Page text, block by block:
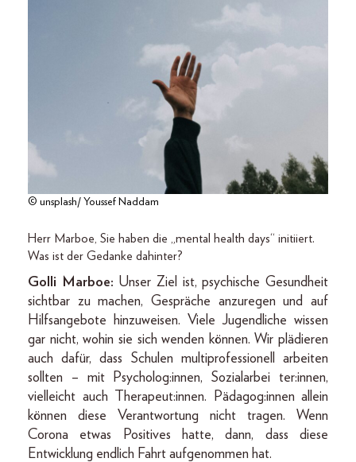
© unsplash/ Youssef Naddam
Herr Marboe, Sie haben die „mental health days“ initiiert.
Was ist der Gedanke dahinter?
Golli Marboe: Unser Ziel ist, psychische Gesundheit
sichtbar zu machen, Gespräche anzuregen und auf
Hilfsangebote hinzuweisen. Viele Jugendliche wissen
gar nicht, wohin sie sich wenden können. Wir plädieren
auch dafür, dass Schulen multiprofessionell arbeiten
sollten – mit Psycholog:innen, Sozialarbei ter:innen,
vielleicht auch Therapeut:innen. Pädagog:innen allein
können diese Verantwortung nicht tragen. Wenn
Corona etwas Positives hatte, dann, dass diese
Entwicklung endlich Fahrt aufgenommen hat.